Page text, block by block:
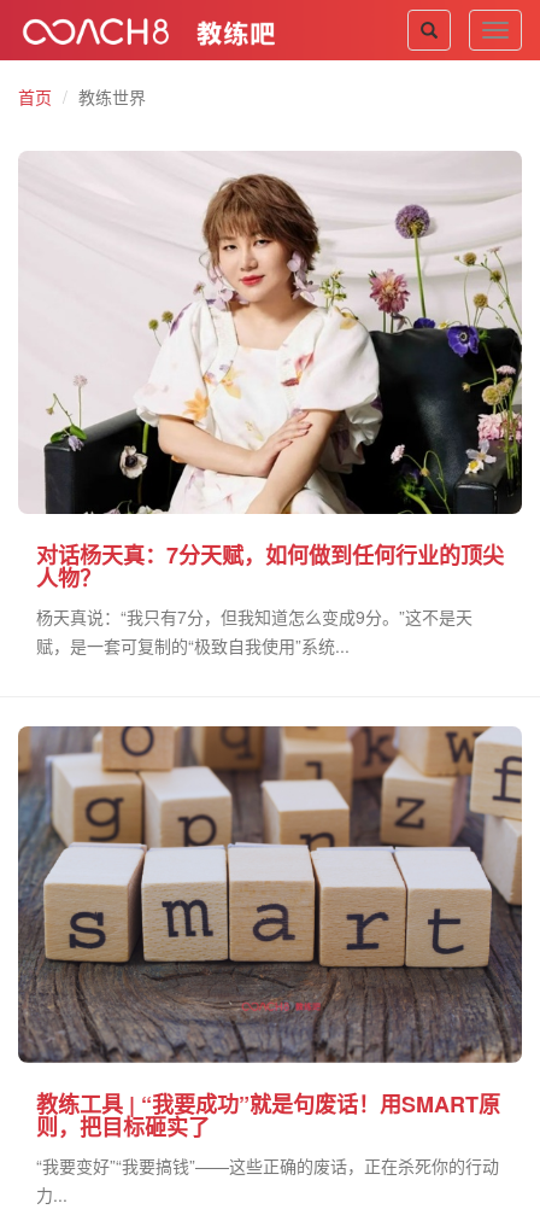
首页
教练世界
对话杨天真：7分天赋，如何做到任何行业的顶尖
人物？
杨天真说：“我只有7分，但我知道怎么变成9分。”这不是天
赋，是一套可复制的“极致自我使用”系统...
教练工具 | “我要成功”就是句废话！用SMART原
则，把目标砸实了
“我要变好”“我要搞钱”——这些正确的废话，正在杀死你的行动
力...